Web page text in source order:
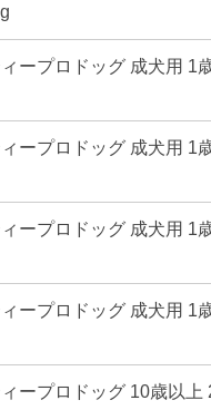
ープロドッグ 成犬用 1
ープロドッグ 成犬用 1
ープロドッグ 成犬用 1
ープロドッグ 成犬用 1
ープロドッグ 10歳以上